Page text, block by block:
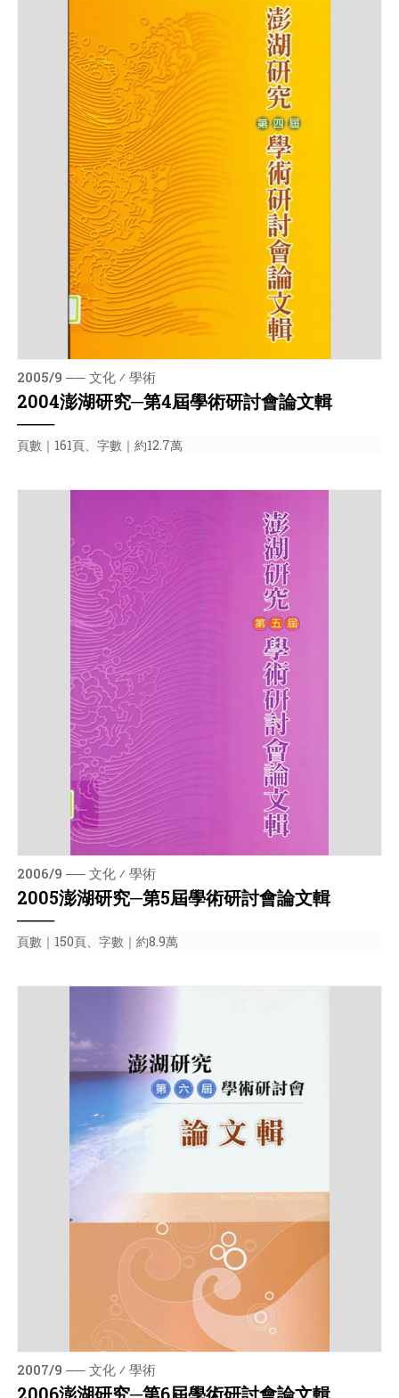
2005/9 ── 文化 ⁄ 學術
2004澎湖研究─第4屆學術研討會論文輯
───
頁數｜161頁、字數｜約12.7萬
2006/9 ── 文化 ⁄ 學術
2005澎湖研究─第5屆學術研討會論文輯
───
頁數｜150頁、字數｜約8.9萬
2007/9 ── 文化 ⁄ 學術